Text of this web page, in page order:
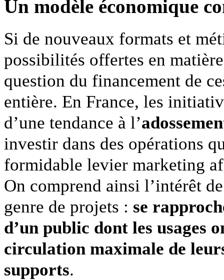
Un modèle économique
Si de nouveaux formats et
possibilités offertes en
question du financement de
entière. En France, les
d’une tendance à l’
investir dans des opérations
formidable levier marketing
On comprend ainsi l’intérêt
genre de projets : se
d’un public dont les usages
circulation maximale de
supports.